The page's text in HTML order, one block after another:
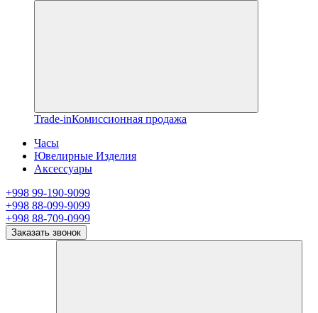
Trade-inКомиссионная продажа
Часы
Ювелирные Изделия
Аксессуары
+998 99-190-9099
+998 88-099-9099
+998 88-709-0999
Заказать звонок